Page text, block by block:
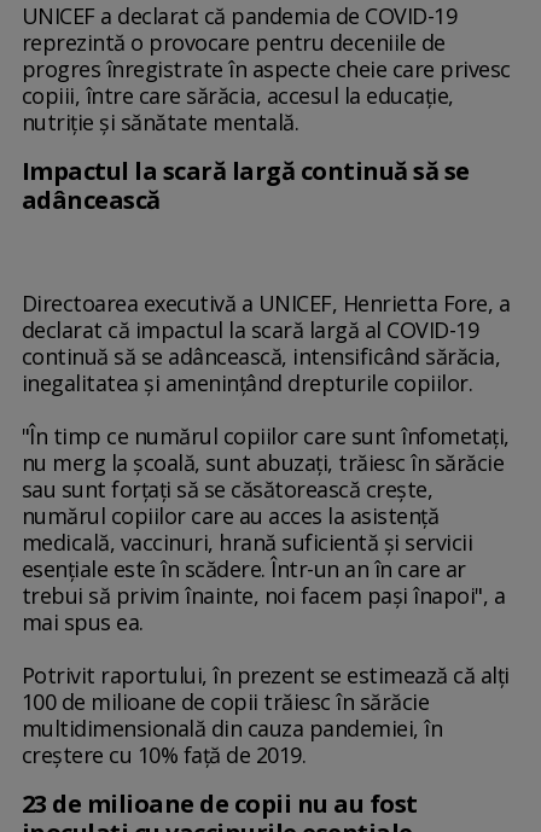
UNICEF a declarat că pandemia de COVID-19
reprezintă o provocare pentru deceniile de
progres înregistrate în aspecte cheie care privesc
copiii, între care sărăcia, accesul la educaţie,
nutriţie şi sănătate mentală.
Impactul la scară largă continuă să se
adâncească
Directoarea executivă a UNICEF, Henrietta Fore, a
declarat că impactul la scară largă al COVID-19
continuă să se adâncească, intensificând sărăcia,
inegalitatea şi ameninţând drepturile copiilor.
"În timp ce numărul copiilor care sunt înfometaţi,
nu merg la şcoală, sunt abuzaţi, trăiesc în sărăcie
sau sunt forţaţi să se căsătorească creşte,
numărul copiilor care au acces la asistenţă
medicală, vaccinuri, hrană suficientă şi servicii
esenţiale este în scădere. Într-un an în care ar
trebui să privim înainte, noi facem paşi înapoi", a
mai spus ea.
Potrivit raportului, în prezent se estimează că alţi
100 de milioane de copii trăiesc în sărăcie
multidimensională din cauza pandemiei, în
creştere cu 10% faţă de 2019.
23 de milioane de copii nu au fost